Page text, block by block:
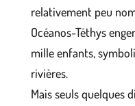
relativement peu
Océanos-Téthys
mille enfants,
rivières.
Mais seuls quelques